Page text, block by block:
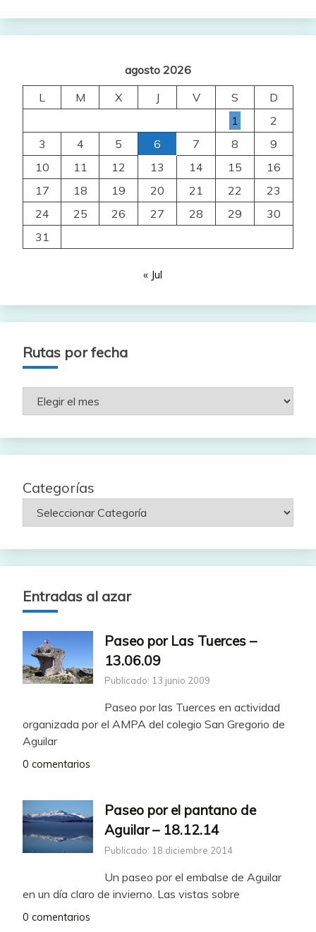
agosto 2026
L
M X J V S
D
1
2
3
4 5 6 7 8
9
10
11 12 13 14 15
16
17
18 19 20 21 22
23
24
25 26 27 28 29
30
31
« Jul
Rutas por fecha
Rutas
Categorías
Entradas al azar
Paseo por Las Tuerces –
13.06.09
Publicado: 13 junio 2009
Paseo por las Tuerces en actividad
organizada por el AMPA del colegio San Gregorio de
Aguilar
0 comentarios
Paseo por el pantano de
Aguilar – 18.12.14
Publicado: 18 diciembre 2014
Un paseo por el embalse de Aguilar
en un día claro de invierno. Las vistas sobre
0 comentarios